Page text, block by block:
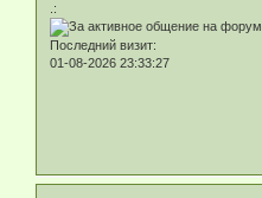
.:
Последний визит:
01-08-2026 23:33:27